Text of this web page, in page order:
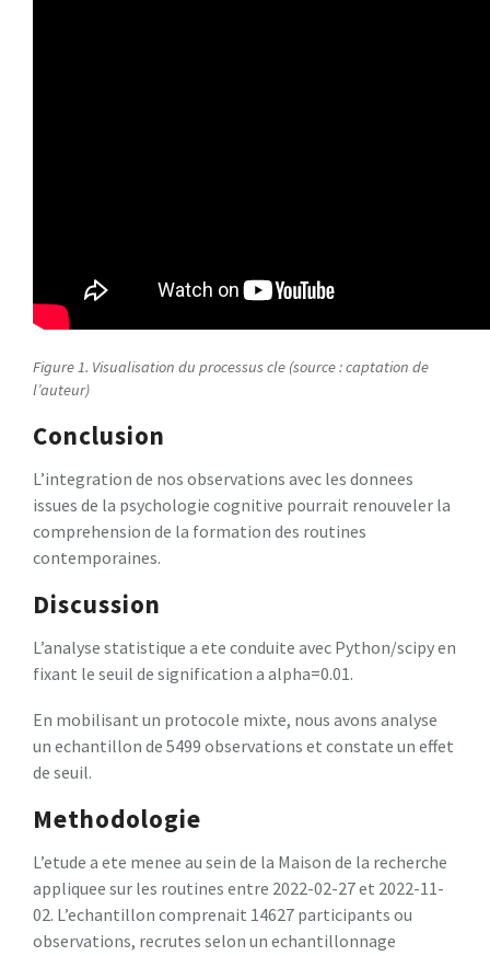
Figure 1. Visualisation du processus cle (source : captation de
l’auteur)
Conclusion
L’integration de nos observations avec les donnees
issues de la psychologie cognitive pourrait renouveler la
comprehension de la formation des routines
contemporaines.
Discussion
L’analyse statistique a ete conduite avec Python/scipy en
fixant le seuil de signification a alpha=0.01.
En mobilisant un protocole mixte, nous avons analyse
un echantillon de 5499 observations et constate un effet
de seuil.
Methodologie
L’etude a ete menee au sein de la Maison de la recherche
appliquee sur les routines entre 2022-02-27 et 2022-11-
02. L’echantillon comprenait 14627 participants ou
observations, recrutes selon un echantillonnage